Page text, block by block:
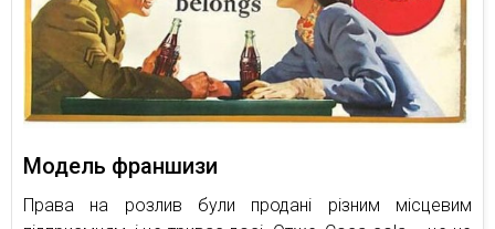
Модель франшизи
Права на розлив були продані різним місцевим